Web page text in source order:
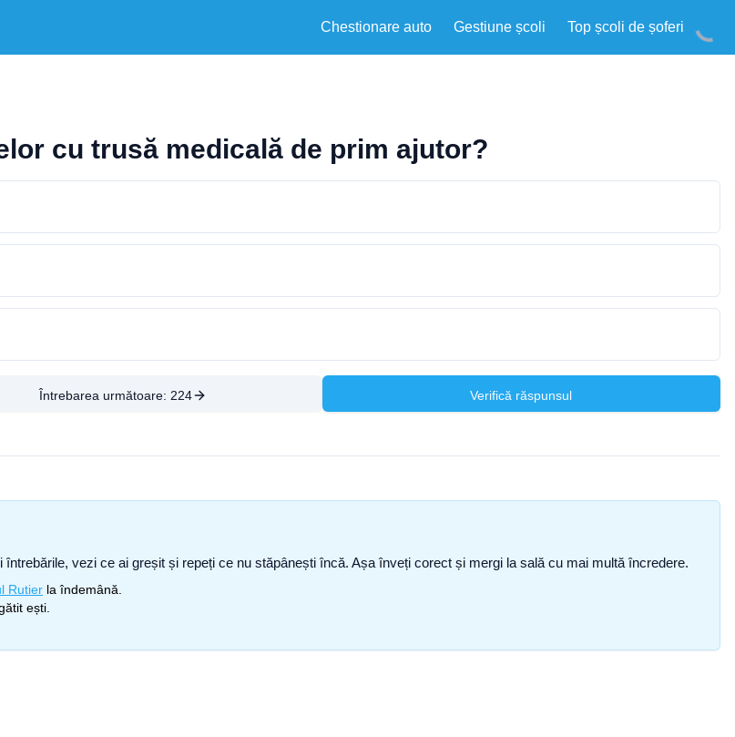
Chestionare auto Gestiune școli Top școli de șoferi
cu trusă medicală de prim ajutor?
Întrebarea următoare: 224 Verifică răspunsul
vezi ce ai greșit și repeți ce nu stăpânești încă. Așa înveți corect și mergi la sală cu mai multă încredere.
Rutier la îndemână.
ești.